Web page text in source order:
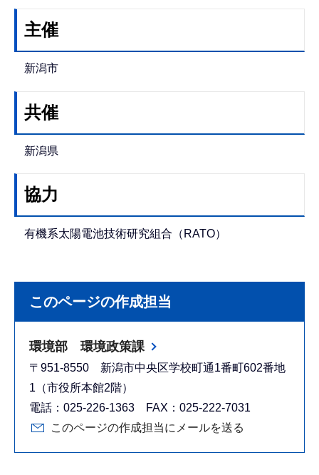
主催
新潟市
共催
新潟県
協力
有機系太陽電池技術研究組合（RATO）
このページの作成担当
環境部 環境政策課
〒951-8550 新潟市中央区学校町通1番町602番地
1（市役所本館2階）
電話：025-226-1363 FAX：025-222-7031
このページの作成担当にメールを送る